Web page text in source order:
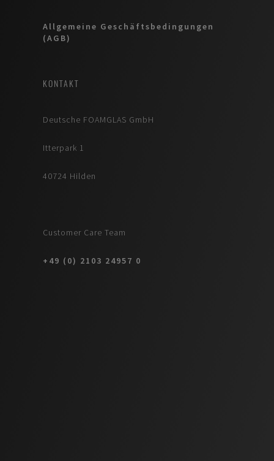
Allgemeine Geschäftsbedingungen
(AGB)
KONTAKT
Deutsche FOAMGLAS GmbH
Itterpark 1
40724 Hilden
Customer Care Team
+49 (0) 2103 24957 0